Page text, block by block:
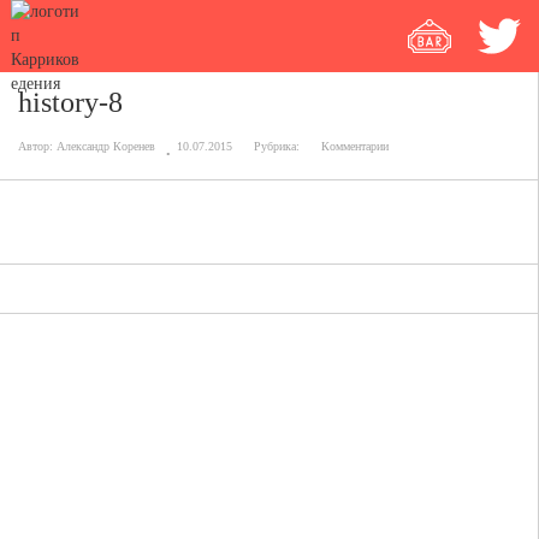
history-8
Автор: Александр Коренев 10.07.2015 Рубрика: Комментарии